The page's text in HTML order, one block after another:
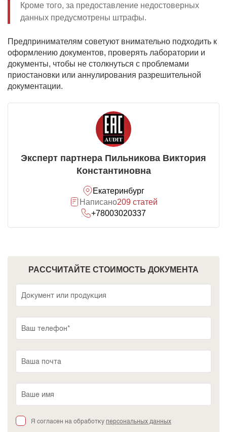
Кроме того, за предоставление недостоверных
данных предусмотрены штрафы.
Предпринимателям советуют внимательно подходить к
оформлению документов, проверять лаборатории и
документы, чтобы не столкнуться с проблемами
приостановки или аннулирования разрешительной
документации.
Эксперт партнера Пильникова Виктория
Константиновна
Екатеринбург
Написано209 статей
+78003020337
РАССЧИТАЙТЕ СТОИМОСТЬ ДОКУМЕНТА
Я согласен на обработкуперсональных данных